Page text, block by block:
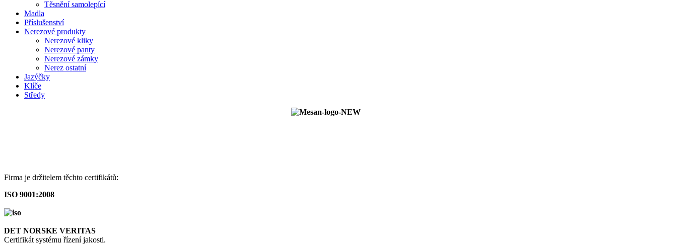
Těsnění samolepící
Madla
Příslušenství
Nerezové produkty
Nerezové kliky
Nerezové panty
Nerezové zámky
Nerez ostatní
Jazýčky
Klíče
Středy
Firma je držitelem těchto certifikátů:
ISO 9001:2008
DET NORSKE VERITAS
Certifikát systému řízení jakosti.